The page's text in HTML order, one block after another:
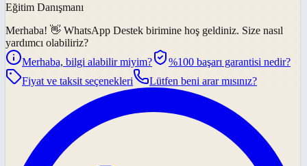
Eğitim Danışmanı
Merhaba! 👋 WhatsApp Destek birimine hoş geldiniz. Size nasıl
yardımcı olabiliriz?
Merhaba, bilgi alabilir miyim?
%100 başarı garantisi nedir?
Fiyat ve taksit seçenekleri
Lütfen beni arar mısınız?